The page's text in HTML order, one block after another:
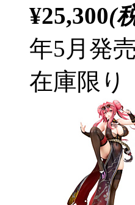
¥25,300(
年5月発売
在庫限り